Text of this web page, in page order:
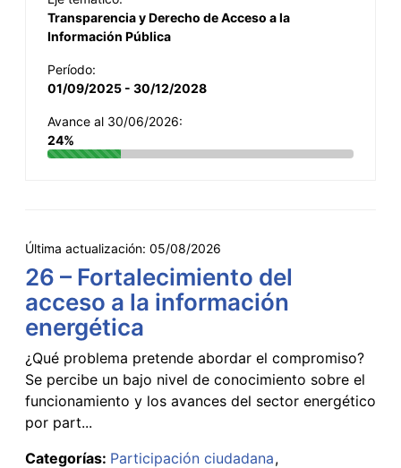
Transparencia y Derecho de Acceso a la
Información Pública
Período:
01/09/2025 - 30/12/2028
Avance al 30/06/2026:
24%
Última actualización: 05/08/2026
26 – Fortalecimiento del
acceso a la información
energética
¿Qué problema pretende abordar el compromiso?
Se percibe un bajo nivel de conocimiento sobre el
funcionamiento y los avances del sector energético
por part...
Categorías: Participación ciudadana